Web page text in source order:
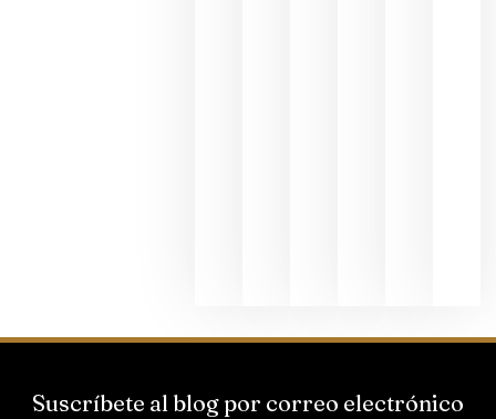
Suscríbete al blog por correo electrónico